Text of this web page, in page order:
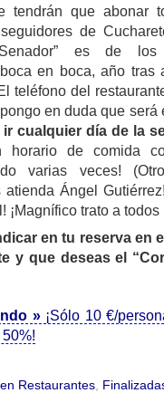
tendrán que abonar
de
es de los
en boca, año tras
teléfono del
en duda que será
ir cualquier día de la
horario de comida
varias veces!
atienda Ángel
¡Magnífico trato a
en tu reserva en
y que deseas el
» ¡Sólo 10 €/
Restaurantes